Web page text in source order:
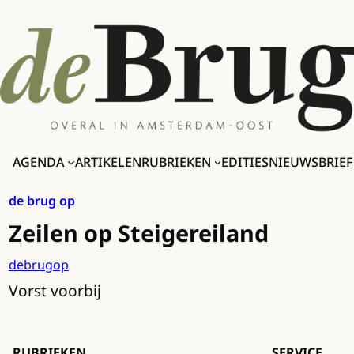
naar
inhoud
AGENDA ARTIKELENRUBRIEKEN EDITIESNIEUWSBRIEF
de brug op
Zeilen op Steigereiland
debrugop
Vorst voorbij